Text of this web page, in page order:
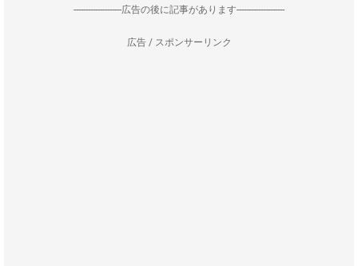
--------------------広告の後に記事があります--------------------
広告 / スポンサーリンク